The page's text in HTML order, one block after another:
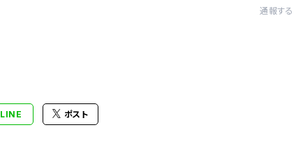
通報する
LINE ポスト